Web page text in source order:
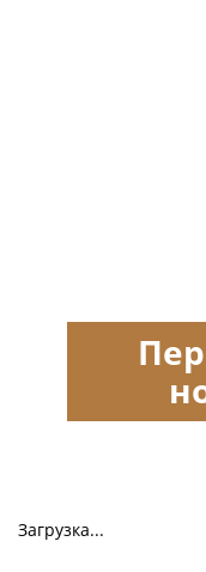
Загрузка...